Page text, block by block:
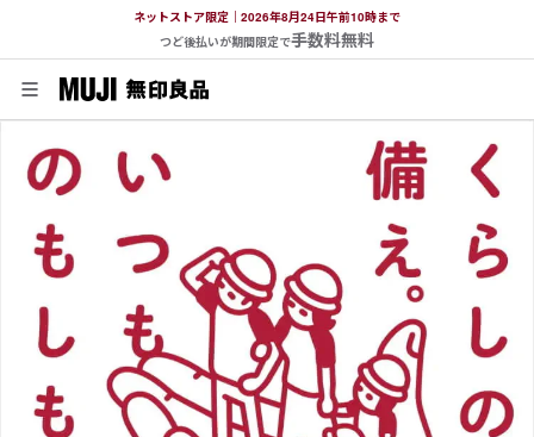
ネットストア限定｜2026年8月24日午前10時まで
つど後払いが期間限定で手数料無料